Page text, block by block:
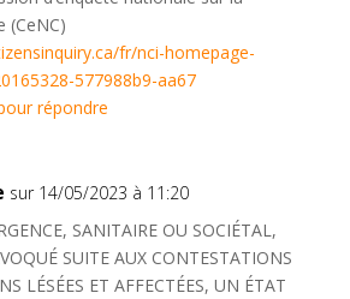
(CeNC)
fr/nci-homepage-
577988b9-aa67
répondre
sur 14/05/2023 à 11:20
SANITAIRE OU SOCIÉTAL,
SUITE AUX CONTESTATIONS
LÉSÉES ET AFFECTÉES, UN ÉTAT